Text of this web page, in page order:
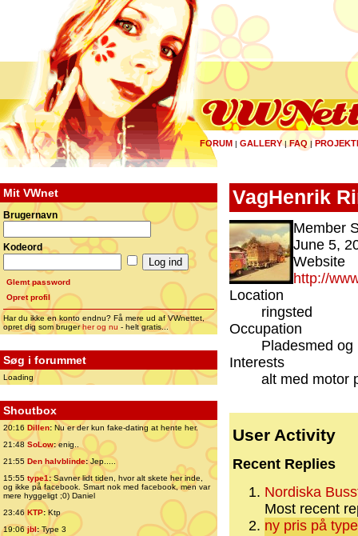
FORUM | GALLERY|FAQ |
Mit VWnet
Brugernavn
Kodeord
Glemt password
Opret profil
Har du ikke en konto endnu? Få mere ud af VWnettet,
opret dig som brugerher og nu - helt gratis...
Søg i forummet
Loading
Shoutbox
20:16 Dillen: Nu er der kun fake-dating at hente her.
21:48 SoLow:enig..
21:55 Den halvblinde:Jep.....
15:55 type1:Savner lidt tiden, hvor alt skete her inde,
og ikke på facebook. Smart nok med facebook, men var
mere hyggeligt ;0) Daniel
23:46 KTP:Ktp
19:06jbl:Type 3
VagHenrik
Member
June 5,
Website
http://
Location
ringsted
Occupation
Pladesmed
Interests
alt med motor
User Activity
Recent Replies
Nordiska
Most recent
ny pris på